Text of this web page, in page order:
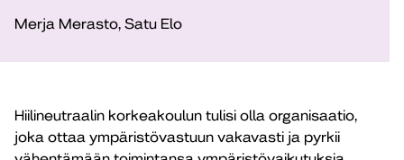
Merja Merasto, Satu Elo
Hiilineutraalin korkeakoulun tulisi olla organisaatio,
joka ottaa ympäristövastuun vakavasti ja pyrkii